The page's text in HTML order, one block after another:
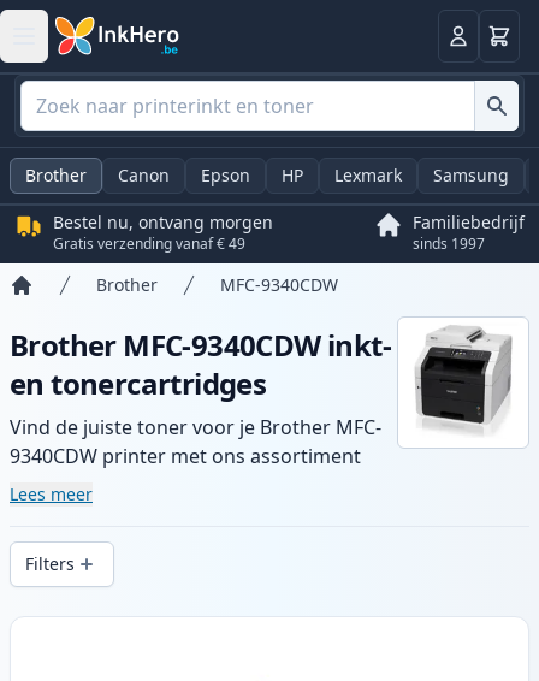
Log in
Brother Canon Epson HP Lexmark Samsung
Bestel nu, ontvang morgen
Gratis verzending vanaf € 49
Familiebedrijf
sinds 1997
Brother MFC-9340CDW
Brother MFC-9340CDW inkt-
en tonercartridges
Vind de juiste toner voor je Brother MFC-
9340CDW printer met ons assortiment
compatibele en high-yield cartridges.
snelle levering vanuit lokale voorraad in .
Lees meer
Filters
Producten